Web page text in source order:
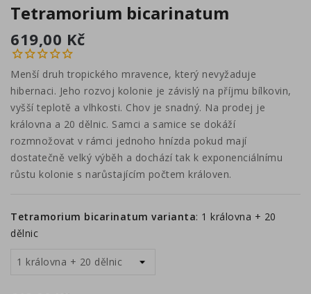
Tetramorium bicarinatum
619,00 Kč
Menší druh tropického mravence, který nevyžaduje
hibernaci. Jeho rozvoj kolonie je závislý na příjmu bílkovin,
vyšší teplotě a vlhkosti. Chov je snadný. Na prodej je
královna a 20 dělnic. Samci a samice se dokáží
rozmnožovat v rámci jednoho hnízda pokud mají
dostatečně velký výběh a dochází tak k exponenciálnímu
růstu kolonie s narůstajícím počtem královen.
Tetramorium bicarinatum varianta: 1 královna + 20
dělnic